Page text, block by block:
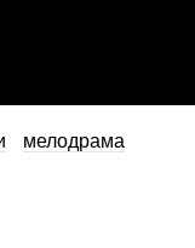
мелодрама